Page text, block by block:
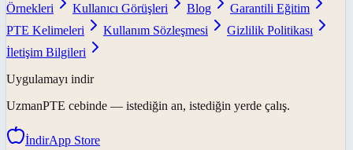
Örnekleri
Kullanıcı Görüşleri Blog
Garantili Eğitim
PTE Kelimeleri
Kullanım Sözleşmesi
Gizlilik Politikası
İletişim Bilgileri
Uygulamayı indir
UzmanPTE cebinde — istediğin an, istediğin yerde çalış.
İndirApp Store